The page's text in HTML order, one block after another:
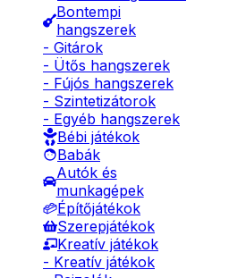
Bontempi
hangszerek
- Gitárok
- Ütős hangszerek
- Fújós hangszerek
- Szintetizátorok
- Egyéb hangszerek
Bébi játékok
Babák
Autók és
munkagépek
Építőjátékok
Szerepjátékok
Kreatív játékok
- Kreatív játékok